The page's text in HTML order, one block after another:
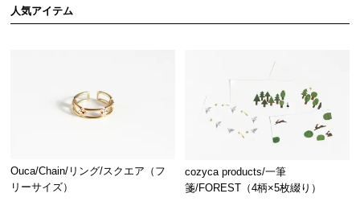
人気アイテム
Ouca/Chain/リング/スクエア（フ
リーサイズ）
cozyca products/一筆
箋/FOREST（4柄×5枚綴り）